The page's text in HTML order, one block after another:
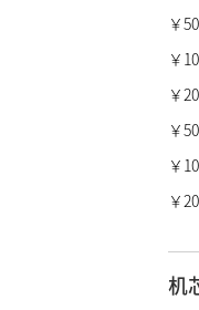
宝
梵
昆仑
萧邦
瑞宝
冠
￥
￥
￥
￥
￥
￥
机